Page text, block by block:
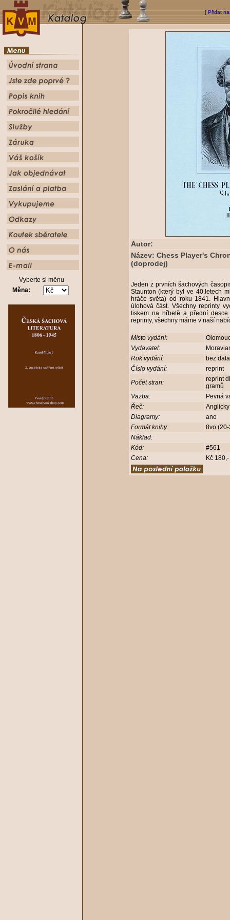
[ Přidat
Vyberte si měnu
Měna:
Autor:
Název: Chess Player's
(doprodej)
Jeden z prvních šachových
Staunton (který byl ve 40.letech
hráče světa) od roku 1841.
úlohová část. Všechny reprinty
tiskem na hřbetě a přední
reprinty, všechny máme v naší
Místo vydání:
Vydavatel:
Rok vydání:
bez
Číslo vydání:
reprint
Počet stran:
reprint
gramů
Vazba:
Pevná
Řeč:
Diagramy:
ano
Formát knihy:
8vo
Náklad:
Kód:
#561
Cena:
Kč